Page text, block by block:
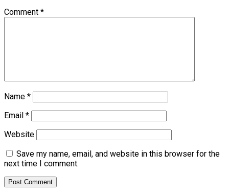
Comment *
Name *
Email *
Website
Save my name, email, and website in this browser for the
next time I comment.